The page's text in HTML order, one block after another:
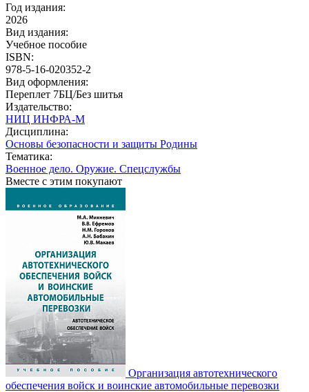
Год издания:
2026
Вид издания:
Учебное пособие
ISBN:
978-5-16-020352-2
Вид оформления:
Переплет 7БЦ/Без шитья
Издательство:
НИЦ ИНФРА-М
Дисциплина:
Основы безопасности и защиты Родины
Тематика:
Военное дело. Оружие. Спецслужбы
Вместе с этим покупают
Организация автотехнического
обеспечения войск и воинские автомобильные перевозки